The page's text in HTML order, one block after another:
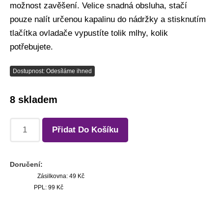
možnost zavěšení. Velice snadná obsluha, stačí
pouze nalít určenou kapalinu do nádržky a stisknutím
tlačítka ovladače vypustíte tolik mlhy, kolik
potřebujete.
Dostupnost: Odesíláme ihned
8 skladem
Přidat Do Košíku
Doručení:
Zásilkovna: 49 Kč
PPL: 99 Kč